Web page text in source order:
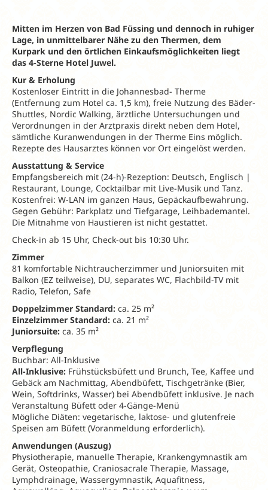
Mitten im Herzen von Bad Füssing und dennoch in ruhiger
Lage, in unmittelbarer Nähe zu den Thermen, dem
Kurpark und den örtlichen Einkaufsmöglichkeiten liegt
das 4-Sterne Hotel Juwel.
Kur & Erholung
Kostenloser Eintritt in die Johannesbad- Therme
(Entfernung zum Hotel ca. 1,5 km), freie Nutzung des Bäder-
Shuttles, Nordic Walking, ärztliche Untersuchungen und
Verordnungen in der Arztpraxis direkt neben dem Hotel,
sämtliche Kuranwendungen in der Therme Eins möglich.
Rezepte des Hausarztes können vor Ort eingelöst werden.
Ausstattung & Service
Empfangsbereich mit (24-h)-Rezeption: Deutsch, Englisch |
Restaurant, Lounge, Cocktailbar mit Live-Musik und Tanz.
Kostenfrei: W-LAN im ganzen Haus, Gepäckaufbewahrung.
Gegen Gebühr: Parkplatz und Tiefgarage, Leihbademantel.
Die Mitnahme von Haustieren ist nicht gestattet.
Check-in ab 15 Uhr, Check-out bis 10:30 Uhr.
Zimmer
81 komfortable Nichtraucherzimmer und Juniorsuiten mit
Balkon (EZ teilweise), DU, separates WC, Flachbild-TV mit
Radio, Telefon, Safe
Doppelzimmer Standard: ca. 25 m²
Einzelzimmer Standard: ca. 21 m²
Juniorsuite: ca. 35 m²
Verpflegung
Buchbar: All-Inklusive
All-Inklusive: Frühstücksbüfett und Brunch, Tee, Kaffee und
Gebäck am Nachmittag, Abendbüfett, Tischgetränke (Bier,
Wein, Softdrinks, Wasser) bei Abendbüfett inklusive. Je nach
Veranstaltung Büfett oder 4-Gänge-Menü
Mögliche Diäten: vegetarische, laktose- und glutenfreie
Speisen am Büfett (Voranmeldung erforderlich).
Anwendungen (Auszug)
Physiotherapie, manuelle Therapie, Krankengymnastik am
Gerät, Osteopathie, Craniosacrale Therapie, Massage,
Lymphdrainage, Wassergymnastik, Aquafitness,